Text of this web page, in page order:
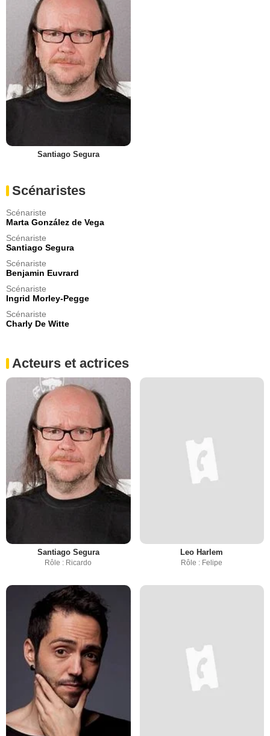
Santiago Segura
Scénaristes
Scénariste
Marta González de Vega
Scénariste
Santiago Segura
Scénariste
Benjamin Euvrard
Scénariste
Ingrid Morley-Pegge
Scénariste
Charly De Witte
Acteurs et actrices
Santiago Segura
Rôle : Ricardo
Leo Harlem
Rôle : Felipe